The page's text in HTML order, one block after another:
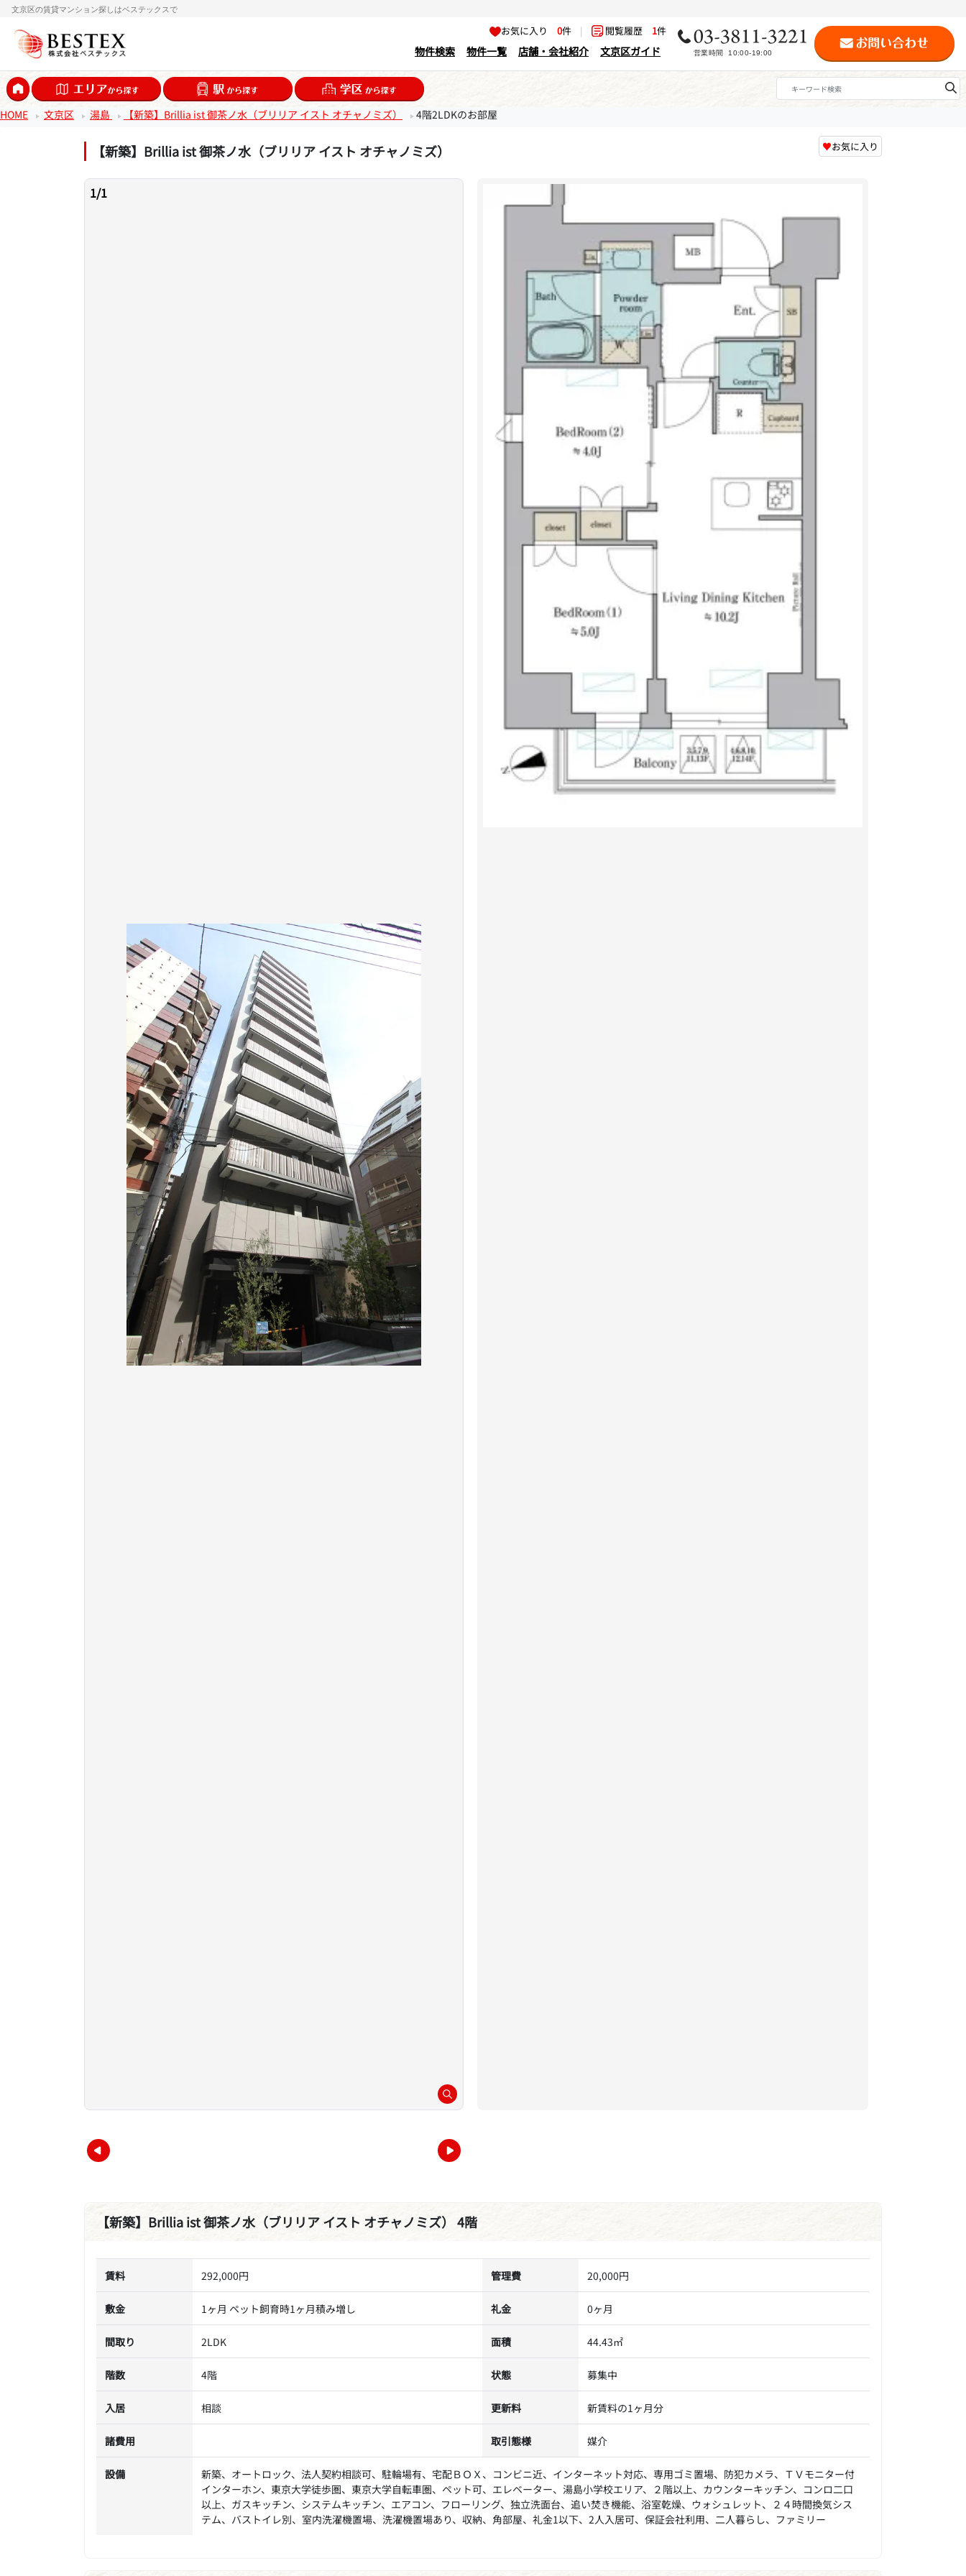
文京区の賃貸マンション探しはベステックスで
お気に入り0件 | 閲覧履歴 1件
物件検索 物件一覧 店舗・会社紹介 文京区ガイド
HOME 文京区 湯島 【新築】Brillia ist 御茶ノ水（ブリリア イスト オチャノミズ） 4階2LDKのお部屋
【新築】Brillia ist 御茶ノ水（ブリリア イスト オチャノミズ） ♥お気に入り
1/1
【新築】Brillia ist 御茶ノ水（ブリリア イスト オチャノミズ） 4階
賃料 292,000円 管理費 20,000円
敷金 1ヶ月 ペット飼育時1ヶ月積み増し 礼金 0ヶ月
間取り 2LDK 面積 44.43㎡
階数 4階 状態 募集中
入居 相談 更新料 新賃料の1ヶ月分
諸費用 取引態様 媒介
設備
新築、オートロック、法人契約相談可、駐輪場有、宅配ＢＯＸ、コンビニ近、インターネット対応、専用ゴミ置場、防犯カメラ、ＴＶモニター付
インターホン、東京大学徒歩圏、東京大学自転車圏、ペット可、エレベーター、湯島小学校エリア、２階以上、カウンターキッチン、コンロ二口
以上、ガスキッチン、システムキッチン、エアコン、フローリング、独立洗面台、追い焚き機能、浴室乾燥、ウォシュレット、２４時間換気シス
テム、バストイレ別、室内洗濯機置場、洗濯機置場あり、収納、角部屋、礼金1以下、2人入居可、保証会社利用、二人暮らし、ファミリー